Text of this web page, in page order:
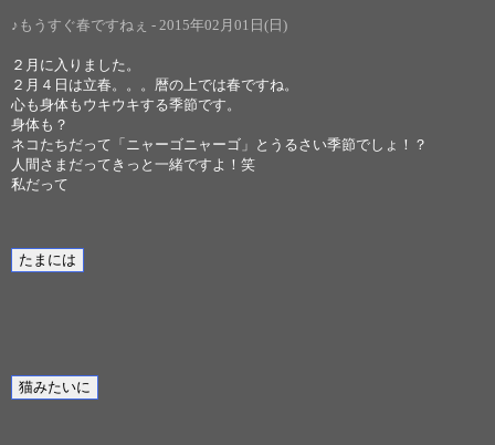
♪もうすぐ春ですねぇ - 2015年02月01日(日)
２月に入りました。
２月４日は立春。。。暦の上では春ですね。
心も身体もウキウキする季節です。
身体も？
ネコたちだって「ニャーゴニャーゴ」とうるさい季節でしょ！？
人間さまだってきっと一緒ですよ！笑
私だって